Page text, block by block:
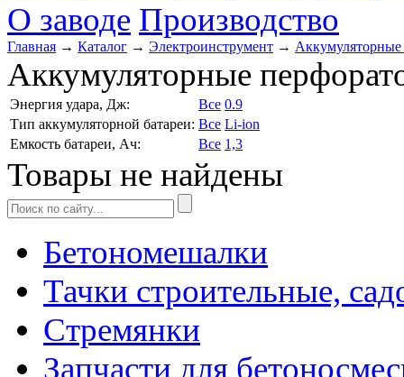
О заводе Производство
Главная → Каталог → Электроинструмент →
Аккумуляторные
Энергия удара, Дж: Все 0.9
Тип аккумуляторной батареи: Все Li-ion
Емкость батареи, Ач:
Все 1,3
Товары не найдены
Бетономешалки
Тачки строительные,
Стремянки
Запчасти для